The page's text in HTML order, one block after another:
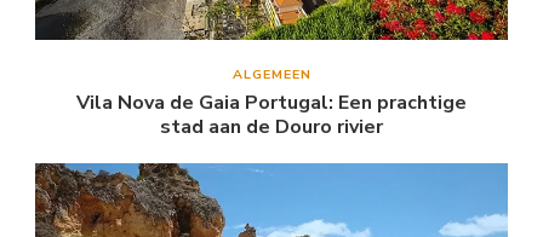
ALGEMEEN
Vila Nova de Gaia Portugal: Een prachtige
stad aan de Douro rivier